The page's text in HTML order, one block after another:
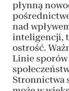
płynną
nad
inteligencji,
ostrość.
Linie sporów
Stronnictwa